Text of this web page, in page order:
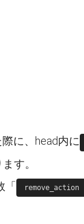
に、head内に
す。
remove_action